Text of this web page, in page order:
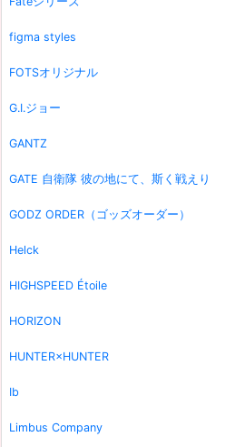
figma styles
FOTSオリジナル
G.I.ジョー
GANTZ
GATE 自衛隊 彼の地にて、斯く戦えり
GODZ ORDER（ゴッズオーダー）
Helck
HIGHSPEED Étoile
HORIZON
HUNTER×HUNTER
Ib
Limbus Company